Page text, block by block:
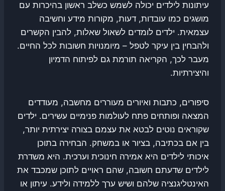
עיתונות לילדים יכולה לשמש כשלב ראשון בהיכרות עם
מושגים כמו עובדות, דעות, מקורות מידע וחשיבה
עצמאית. ילדים לומדים לשאול שאלות, להבין הקשרים
ולהבחין בין עיקר לטפל – מיומנויות חשובות לכל החיים.
מעבר לכך, הקריאה תורמת גם לפיתוח הדמיון
והיצירתיות.
סיפורים, כתבות ואיורים מעוררים מחשבה, מעודדים
המצאה ופותחים פתח לעולמות פנימיים עשירים. ילדים
שקוראים נוטים לבטא את עצמם בצורה יצירתית יותר,
בין אם בכתיבה, בציור או במשחק. הבחירה בתוכן
איכותי לילדים היא אמירה חינוכית וערכית. היא משדרת
לילדים שדעתם חשובה, שהם ראויים לתוכן שמכבד את
האינטליגנציה שלהם ושיש ערך ללמידה ולידע. עיתון או